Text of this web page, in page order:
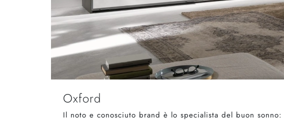
Oxford
Il noto e conosciuto brand è lo specialista del buon